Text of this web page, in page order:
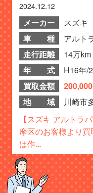
2024.12.12
メーカー
スズキ
車 種
アルト
走行距離
14万km
年 式
H16年/
買取金額
地 域
川崎市
【スズキ アルトラ
摩区のお客様より
は作...